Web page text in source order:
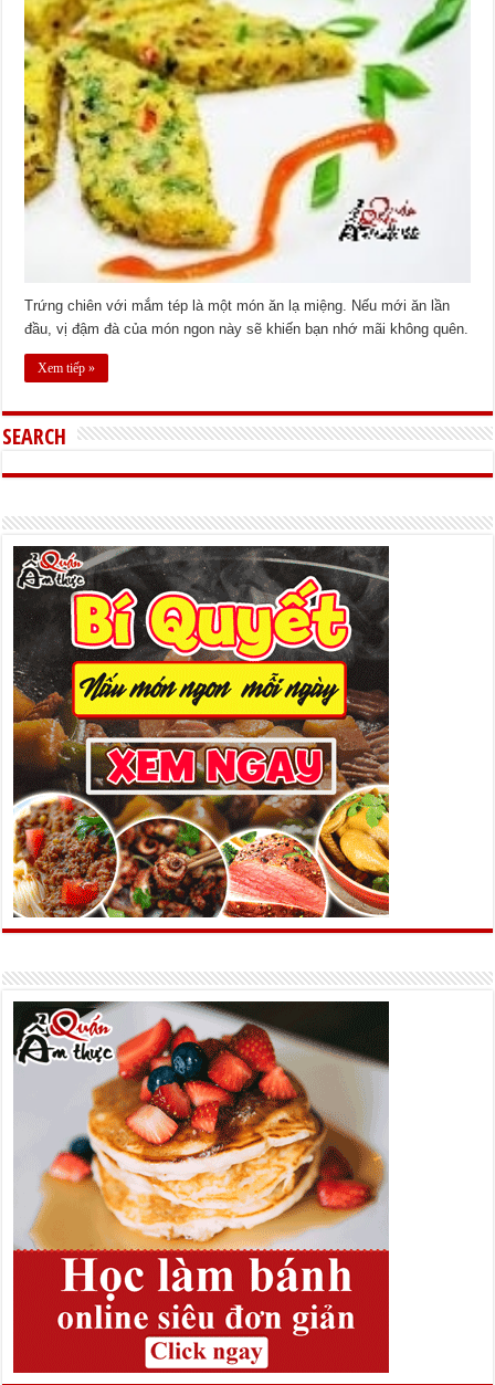
Trứng chiên với mắm tép là một món ăn lạ miệng. Nếu mới ăn lần
đầu, vị đậm đà của món ngon này sẽ khiến bạn nhớ mãi không quên.
Xem tiếp »
SEARCH